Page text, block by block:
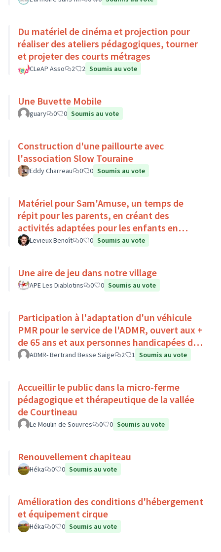
Du matériel de cinéma et projection pour
réaliser des ateliers pédagogiques, tourner
et projeter des courts métrages
CLeAP Asso 2 2 Soumis au vote
Une Buvette Mobile
guary 0 0 Soumis au vote
Construction d'une paillourte avec
l'association Slow Touraine
Eddy Charreau 0 0 Soumis au vote
Matériel pour Sam'Amuse, un temps de
répit pour les parents, en créant des
activités adaptées pour les enfants en
situation de handicap
Levieux Benoît 0 0 Soumis au vote
Une aire de jeu dans notre village
APE Les Diablotins 0 0 Soumis au vote
Participation à l'adaptation d'un véhicule
PMR pour le service de l'ADMR, ouvert aux +
de 65 ans et aux personnes handicapées du
Pays Loire-Touraine.
ADMR- Bertrand Besse Saige 2 1 Soumis au vote
Accueillir le public dans la micro-ferme
pédagogique et thérapeutique de la vallée
de Courtineau
Le Moulin de Souvres 0 0 Soumis au vote
Renouvellement chapiteau
Héka 0 0 Soumis au vote
Amélioration des conditions d'hébergement
et équipement cirque
Héka 0 0 Soumis au vote